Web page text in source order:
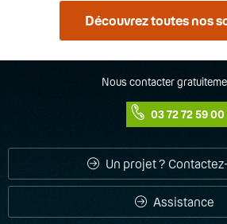
Découvrez toutes nos
Nous contacter
03 72 72 59 00
Un projet ?
Assistance